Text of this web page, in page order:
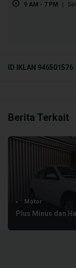
9 AM - 7 PM |
ID IKLAN 946501576
Berita Terkait
Motor
Plus Minus dan